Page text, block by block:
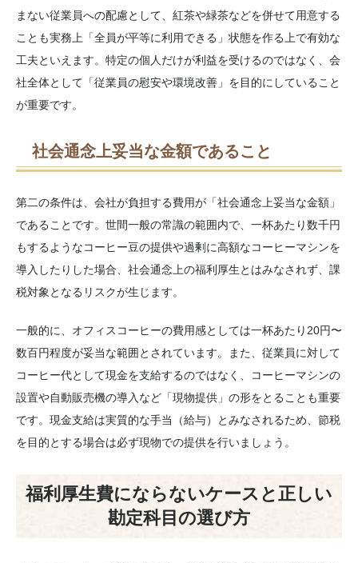
まない従業員への配慮として、紅茶や緑茶などを併せて用意する
ことも実務上「全員が平等に利用できる」状態を作る上で有効な
工夫といえます。特定の個人だけが利益を受けるのではなく、会
社全体として「従業員の慰安や環境改善」を目的にしていること
が重要です。
社会通念上妥当な金額であること
第二の条件は、会社が負担する費用が「社会通念上妥当な金額」
であることです。世間一般の常識の範囲内で、一杯あたり数千円
もするようなコーヒー豆の提供や過剰に高額なコーヒーマシンを
導入したりした場合、社会通念上の福利厚生とはみなされず、課
税対象となるリスクが生じます。
一般的に、オフィスコーヒーの費用感としては一杯あたり20円〜
数百円程度が妥当な範囲とされています。また、従業員に対して
コーヒー代として現金を支給するのではなく、コーヒーマシンの
設置や自動販売機の導入など「現物提供」の形をとることも重要
です。現金支給は実質的な手当（給与）とみなされるため、節税
を目的とする場合は必ず現物での提供を行いましょう。
福利厚生費にならないケースと正しい
勘定科目の選び方